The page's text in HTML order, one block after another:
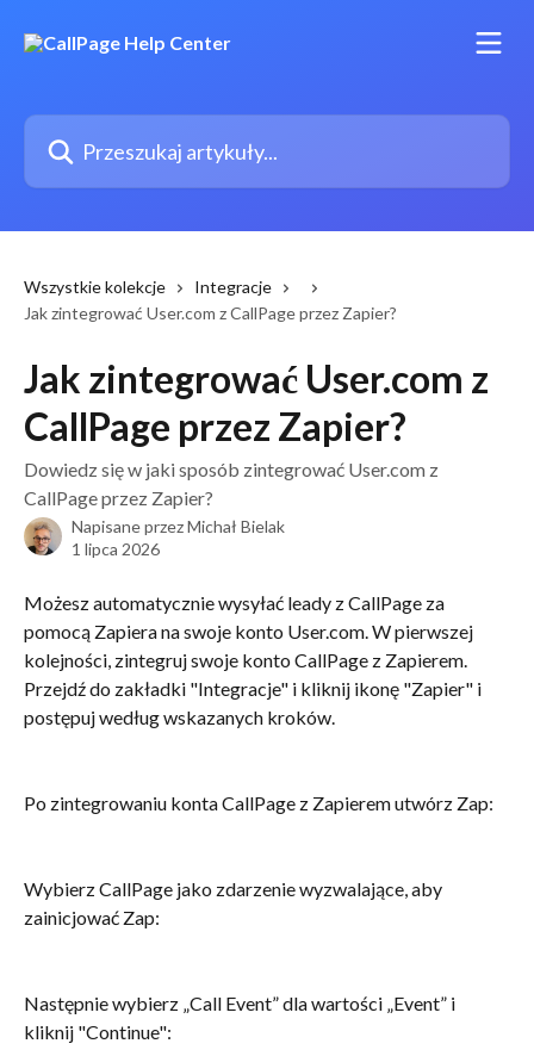
Przeszukaj artykuły...
Wszystkie kolekcje
Integracje
Jak zintegrować User.com z CallPage przez Zapier?
Jak zintegrować User.com z
CallPage przez Zapier?
Dowiedz się w jaki sposób zintegrować User.com z
CallPage przez Zapier?
Napisane przezMichał Bielak
1 lipca 2026
Możesz automatycznie wysyłać leady z CallPage za
pomocą Zapiera na swoje konto User.com. W pierwszej
kolejności, zintegruj swoje konto CallPage z Zapierem.
Przejdź do zakładki "Integracje" i kliknij ikonę "Zapier" i
postępuj według wskazanych kroków.
Po zintegrowaniu konta CallPage z Zapierem utwórz Zap:
Wybierz CallPage jako zdarzenie wyzwalające, aby
zainicjować Zap:
Następnie wybierz „Call Event” dla wartości „Event” i
kliknij "Continue":